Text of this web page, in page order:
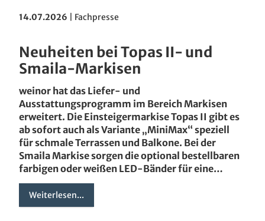
14.07.2026 Fachpresse
Neuheiten bei Topas II- und
Smaila-Markisen
weinor hat das Liefer- und
Ausstattungsprogramm im Bereich Markisen
erweitert. Die Einsteigermarkise Topas II gibt es
ab sofort auch als Variante „MiniMax“ speziell
für schmale Terrassen und Balkone. Bei der
Smaila Markise sorgen die optional bestellbaren
farbigen oder weißen LED-Bänder für eine…
Weiterlesen...